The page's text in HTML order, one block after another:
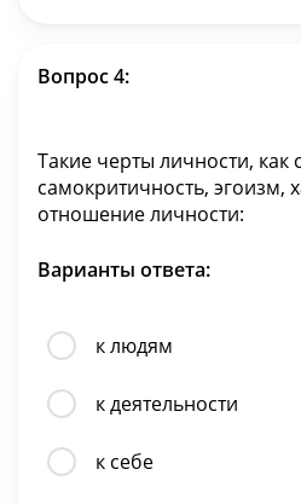
Вопрос 4:
Такие черты личности, как
самокритичность, эгоизм,
отношение личности:
Варианты ответа:
к людям
к деятельности
к себе